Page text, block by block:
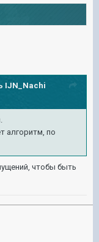
IJN_Nachi
алгоритм, по
чтобы быть